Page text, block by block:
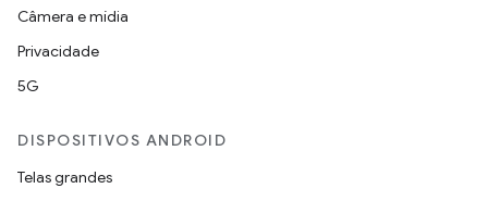
Câmera e mídia
Privacidade
5G
DISPOSITIVOS ANDROID
Telas grandes